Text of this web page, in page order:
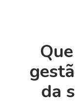
da